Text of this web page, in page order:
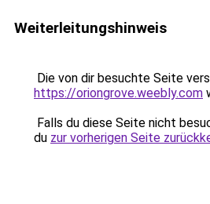
Weiterleitungshinweis
Die von dir besuchte Seite
https://oriongrove.weebly.com
Falls du diese Seite nicht
du zur vorherigen Seite